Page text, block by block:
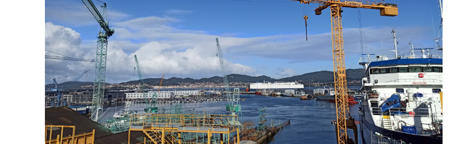
Hit enter to search or ESC to close